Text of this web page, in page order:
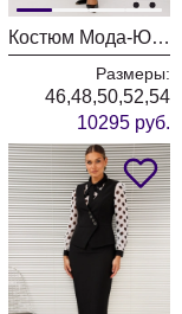
Костюм Мода-Юрс 26-2935 горчица
Размеры:
46,48,50,52,54
10295 руб.